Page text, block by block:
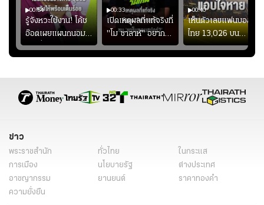
00:54
รู้จังหวะใช้งาน! โค้ช
อ๊อตเผยแผนถนอม
“บุ๋มบิ๋ม” เพื่อรักษา
ร่างกายให้พร้อมที่สุด
00:33
เปิดเหตุผลที่แท้จริงที่
"โม ซาลาห์" อยาก
ย้ายซบ "แทร็บซอนส
ปอร์"
00:40
เห็นตัวเลขแฟนบอล
ไทย 13,026 บน
สกอร์บอร์ดแล้วแอบ
ใจหาย น้อยกว่านัดที่
ข่าว
พระราชสำนัก ทั่วไทย
ในกระแส
การเมือง
นโยบายรัฐ
ต่างประเทศ
อาชญากรรม
ยานยนต์
ราคาทองคำ
ความยั่งยืน